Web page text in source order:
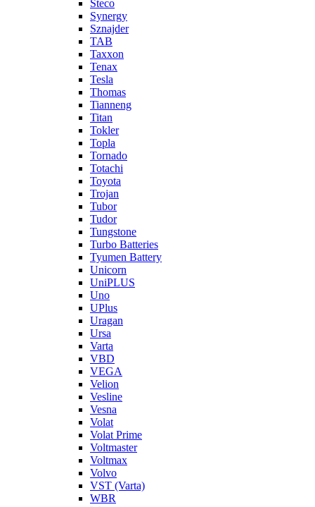
Steco
Synergy
Sznajder
TAB
Taxxon
Tenax
Tesla
Thomas
Tianneng
Titan
Tokler
Topla
Tornado
Totachi
Toyota
Trojan
Tubor
Tudor
Tungstone
Turbo Batteries
Tyumen Battery
Unicorn
UniPLUS
Uno
UPlus
Uragan
Ursa
Varta
VBD
VEGA
Velion
Vesline
Vesna
Volat
Volat Prime
Voltmaster
Voltmax
Volvo
VST (Varta)
WBR